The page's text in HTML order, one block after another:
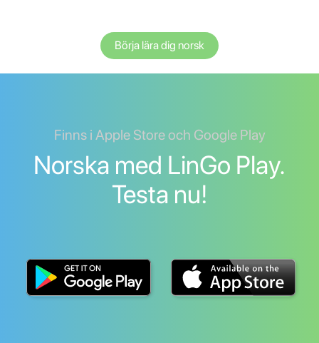
Börja lära dig norsk
Finns i Apple Store och Google Play
Norska med LinGo Play.
Testa nu!